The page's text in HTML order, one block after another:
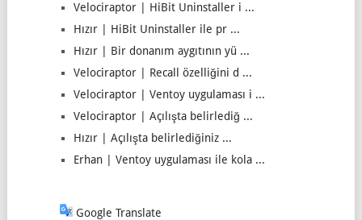
Velociraptor | HiBit Uninstaller i ...
Hızır | HiBit Uninstaller ile pr ...
Hızır | Bir donanım aygıtının yü ...
Velociraptor | Recall özelliğini d ...
Velociraptor | Ventoy uygulaması i ...
Velociraptor | Açılışta belirlediğ ...
Hızır | Açılışta belirlediğiniz ...
Erhan | Ventoy uygulaması ile kola ...
Google Translate